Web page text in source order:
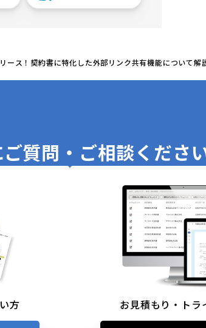
ース！契約書に特化した外部リンク共有機能について解
ご質問・ご相談くださ
方 お見積もり・ト